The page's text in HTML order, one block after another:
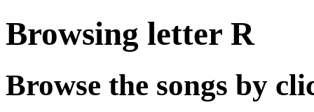
Browsing letter R
Browse the songs by